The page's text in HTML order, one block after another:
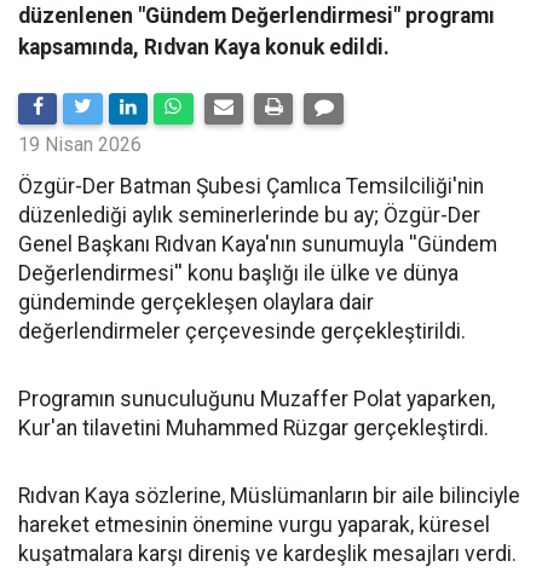
düzenlenen "Gündem Değerlendirmesi" programı
kapsamında, Rıdvan Kaya konuk edildi.
19 Nisan 2026
​Özgür-Der Batman Şubesi Çamlıca Temsilciliği'nin
düzenlediği aylık seminerlerinde bu ay; Özgür-Der
Genel Başkanı Rıdvan Kaya'nın sunumuyla ''Gündem
Değerlendirmesi'' konu başlığı ile ülke ve dünya
gündeminde gerçekleşen olaylara dair
değerlendirmeler çerçevesinde gerçekleştirildi.
Programın sunuculuğunu Muzaffer Polat yaparken,
Kur'an tilavetini Muhammed Rüzgar gerçekleştirdi.
Rıdvan Kaya sözlerine, Müslümanların bir aile bilinciyle
hareket etmesinin önemine vurgu yaparak, küresel
kuşatmalara karşı direniş ve kardeşlik mesajları verdi.